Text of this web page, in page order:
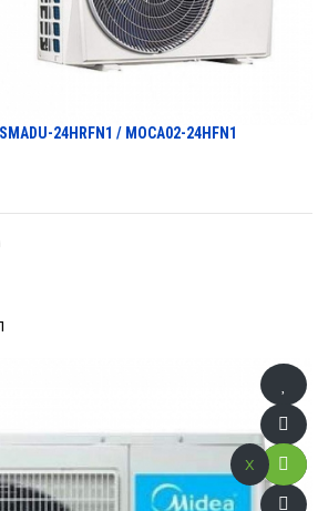
24HRFN1 / MOCA02-24HFN1
x